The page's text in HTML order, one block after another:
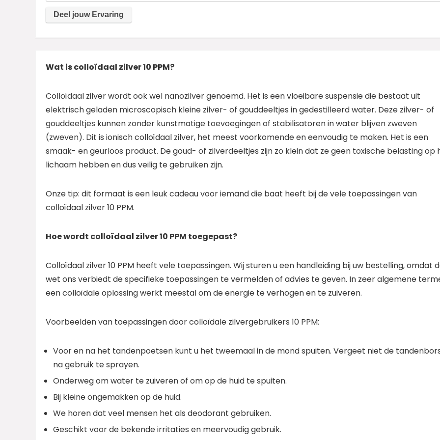
Wat is colloïdaal zilver 10 PPM?
Colloïdaal zilver wordt ook wel nanozilver genoemd. Het is een vloeibare suspensie die bestaat uit
elektrisch geladen microscopisch kleine zilver- of gouddeeltjes in gedestilleerd water. Deze zilver- of
gouddeeltjes kunnen zonder kunstmatige toevoegingen of stabilisatoren in water blijven zweven
(zweven). Dit is ionisch colloïdaal zilver, het meest voorkomende en eenvoudig te maken. Het is een
smaak- en geurloos product. De goud- of zilverdeeltjes zijn zo klein dat ze geen toxische belasting op
lichaam hebben en dus veilig te gebruiken zijn.
Onze tip: dit formaat is een leuk cadeau voor iemand die baat heeft bij de vele toepassingen van
colloïdaal zilver 10 PPM.
Hoe wordt colloïdaal zilver 10 PPM toegepast?
Colloïdaal zilver 10 PPM heeft vele toepassingen. Wij sturen u een handleiding bij uw bestelling, omdat
wet ons verbiedt de specifieke toepassingen te vermelden of advies te geven. In zeer algemene
een colloïdale oplossing werkt meestal om de energie te verhogen en te zuiveren.
Voorbeelden van toepassingen door colloïdale zilvergebruikers 10 PPM:
Voor en na het tandenpoetsen kunt u het tweemaal in de mond spuiten. Vergeet niet de
na gebruik te sprayen.
Onderweg om water te zuiveren of om op de huid te spuiten.
Bij kleine ongemakken op de huid.
We horen dat veel mensen het als deodorant gebruiken.
Geschikt voor de bekende irritaties en meervoudig gebruik.